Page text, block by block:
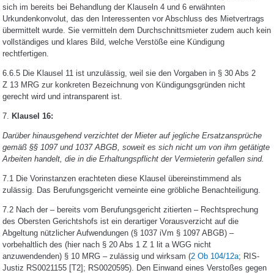
sich im bereits bei Behandlung der Klauseln 4 und 6 erwähnten
Urkundenkonvolut, das den Interessenten vor Abschluss des Mietvertrags
übermittelt wurde. Sie vermitteln dem Durchschnittsmieter zudem auch kein
vollständiges und klares Bild, welche Verstöße eine Kündigung
rechtfertigen.
6.6.5 Die Klausel 11 ist unzulässig, weil sie den Vorgaben in § 30 Abs 2
Z 13 MRG zur konkreten Bezeichnung von Kündigungsgründen nicht
gerecht wird und intransparent ist.
7. Klausel 16:
Darüber hinausgehend verzichtet der Mieter auf jegliche Ersatzansprüche
gemäß §§ 1097 und 1037 ABGB, soweit es sich nicht um von ihm getätigte
Arbeiten handelt, die in die Erhaltungspflicht der Vermieterin gefallen sind.
7.1 Die Vorinstanzen erachteten diese Klausel übereinstimmend als
zulässig. Das Berufungsgericht verneinte eine gröbliche Benachteiligung.
7.2 Nach der – bereits vom Berufungsgericht zitierten – Rechtsprechung
des Obersten Gerichtshofs ist ein derartiger Vorausverzicht auf die
Abgeltung nützlicher Aufwendungen (§ 1037 iVm § 1097 ABGB) –
vorbehaltlich des (hier nach § 20 Abs 1 Z 1 lit a WGG nicht
anzuwendenden) § 10 MRG – zulässig und wirksam (2 Ob 104/12a; RIS-
Justiz RS0021155 [T2]; RS0020595). Den Einwand eines Verstoßes gegen